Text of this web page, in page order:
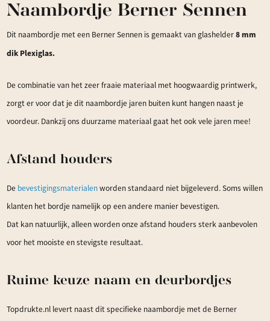
Naambordje Berner Sennen
Dit naambordje met een Berner Sennen is gemaakt van glashelder8 mm
dik Plexiglas.
De combinatie van het zeer fraaie materiaal met hoogwaardig printwerk,
zorgt er voor dat je dit naambordje jaren buiten kunt hangen naast je
voordeur. Dankzij ons duurzame materiaal gaat het ook vele jaren mee!
Afstand houders
De bevestigingsmaterialenworden standaard niet bijgeleverd. Soms willen
klanten het bordje namelijk op een andere manier bevestigen.
Dat kan natuurlijk, alleen worden onze afstand houders sterk aanbevolen
voor het mooiste en stevigste resultaat.
Ruime keuze naam en deurbordjes
Topdrukte.nl levert naast dit specifieke naambordje met de Berner